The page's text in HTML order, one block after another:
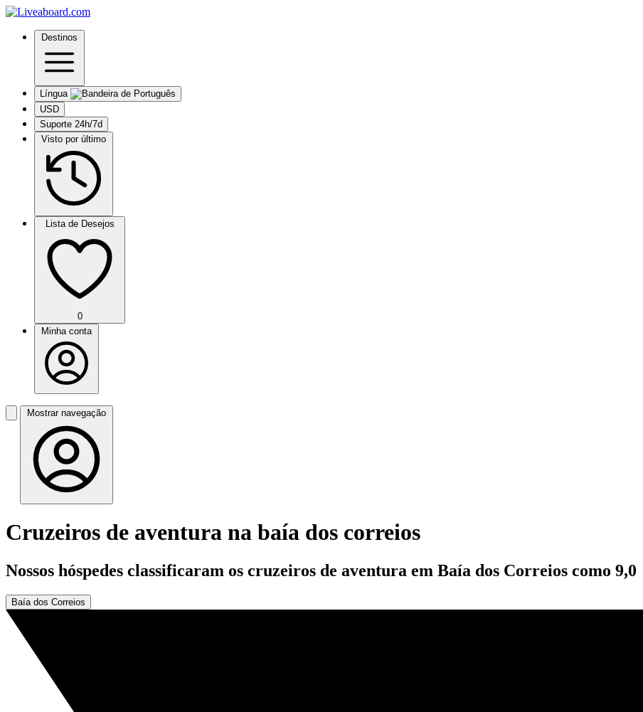
Destinos
Língua
USD
Suporte 24h/7d
Visto por último
Lista de Desejos
0
Minha conta
Mostrar navegação
Cruzeiros de aventura na baía dos correios
Nossos hóspedes classificaram os cruzeiros de aventura em Baía dos Correios como 9,0
Baía dos Correios